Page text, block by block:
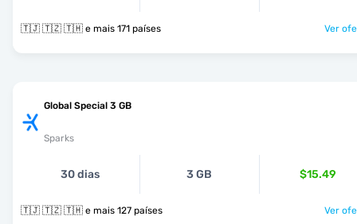
🇹🇯 🇹🇿 🇹🇭 e mais 171 países Ver
Global Special 3 GB
Sparks
30 dias 3 GB $15.49
🇹🇯 🇹🇿 🇹🇭 e mais 127 países Ver